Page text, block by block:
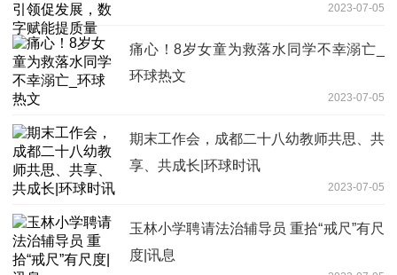
2023-07-05
痛心！8岁女童为救落水同学不幸溺亡_
环球热文
2023-07-05
期末工作会，成都二十八幼教师共思、共
享、共成长|环球时讯
2023-07-05
玉林小学聘请法治辅导员 重拾“戒尺”有尺
度|讯息